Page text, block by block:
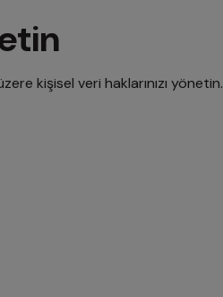
kişisel veri haklarınızı yönetin.